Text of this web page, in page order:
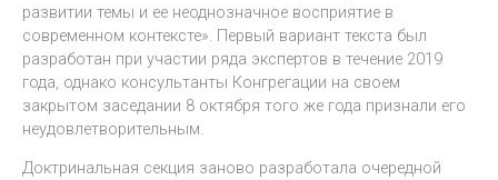
развитии темы и ее неоднозначное восприятие в
современном контексте». Первый вариант текста был
разработан при участии ряда экспертов в течение 2019
года, однако консультанты Конгрегации на своем
закрытом заседании 8 октября того же года признали его
неудовлетворительным.
Доктринальная секция заново разработала очередной